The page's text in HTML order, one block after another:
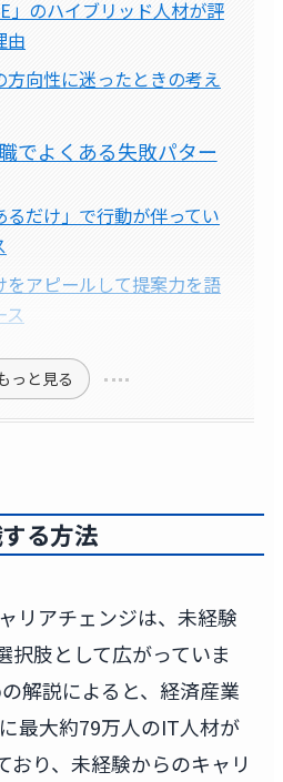
」のハイブリッド人材が評
由
方向性に迷ったときの考え
でよくある失敗パター
るだけ」で行動が伴ってい
をアピールして提案力を語
ス
っと見る
る方法
リアチェンジは、未経験
択肢として広がっていま
解説によると、経済産業
最大約79万人のIT人材が
おり、未経験からのキャリ